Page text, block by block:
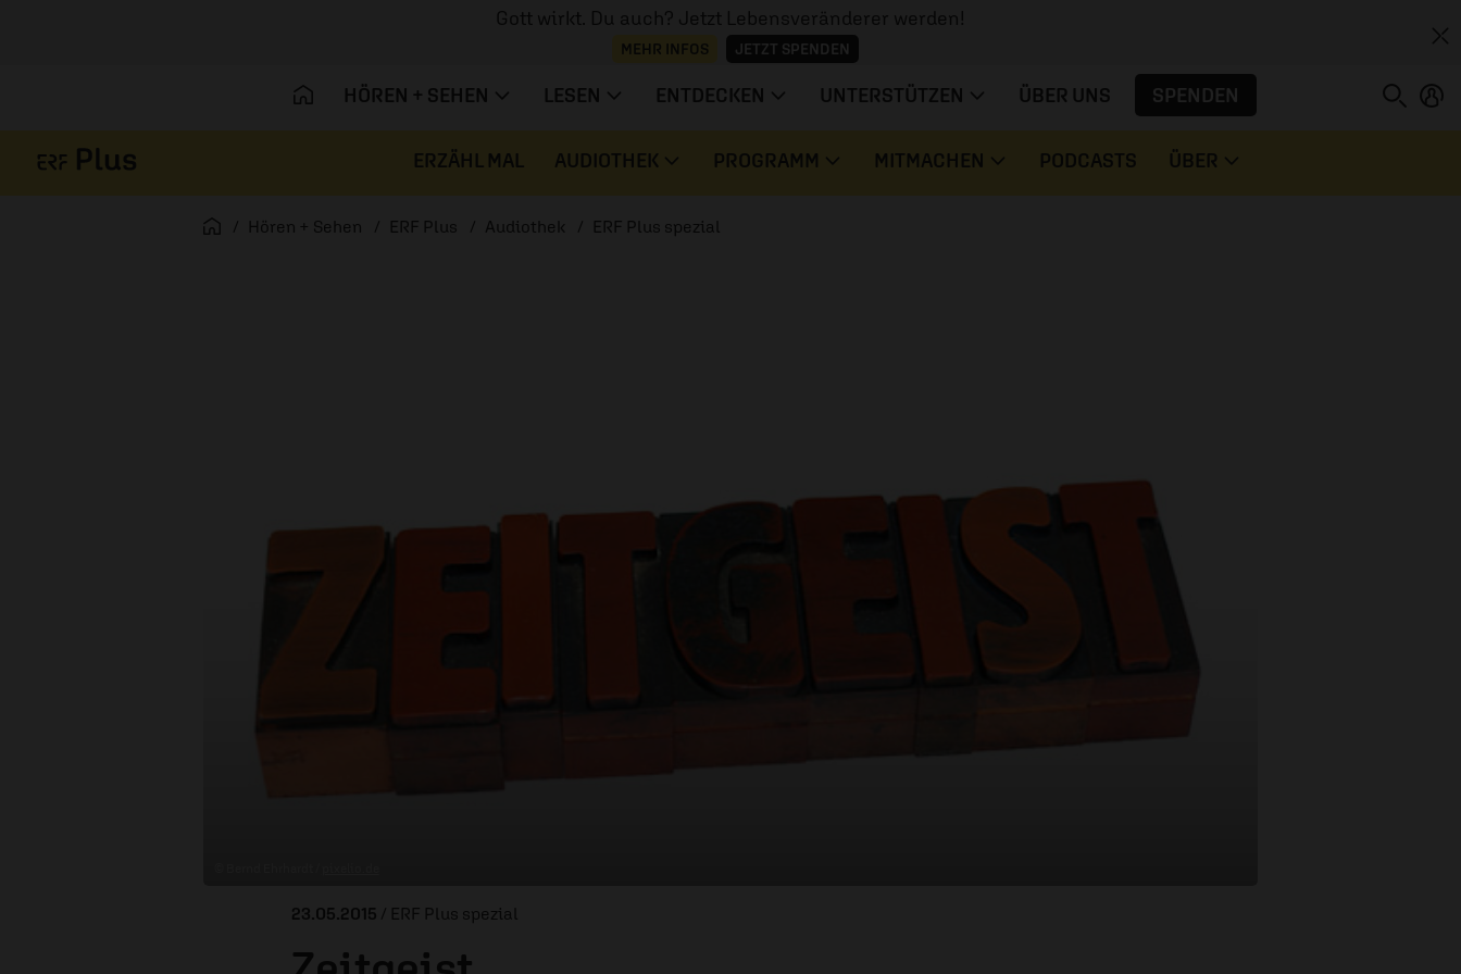
Gott wirkt. Du auch? Jetzt Lebensveränderer werden!
MEHR INFOS JETZT SPENDEN
HÖREN + SEHEN LESEN ENTDECKEN UNTERSTÜTZEN ÜBER UNS SPENDEN
ERZÄHL MAL AUDIOTHEK PROGRAMM MITMACHEN PODCASTS ÜBER
Startseite
Hören + Sehen ERF Plus Audiothek ERF Plus spezial
23.05.2015 / ERF Plus spezial